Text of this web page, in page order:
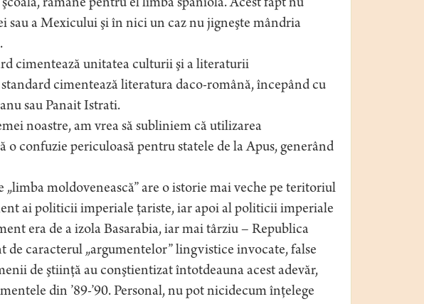
rămâne pentru el limba spaniolă. Acest fapt nu
sau a Mexicului şi în nici un caz nu jigneşte mândria
cimentează unitatea culturii şi a literaturii
cimentează literatura daco-română, începând cu
sau Panait Istrati.
noastre, am vrea să subliniem că utilizarea
o confuzie periculoasă pentru statele de la Apus, generând
„limba moldovenească” are o istorie mai veche pe teritoriul
ai politicii imperiale ţariste, iar apoi al politicii imperiale
era de a izola Basarabia, iar mai târziu – Republica
caracterul „argumentelor” lingvistice invocate, false
de ştiinţă au conştientizat întotdeauna acest adevăr,
din ’89-’90. Personal, nu pot nicidecum înţelege